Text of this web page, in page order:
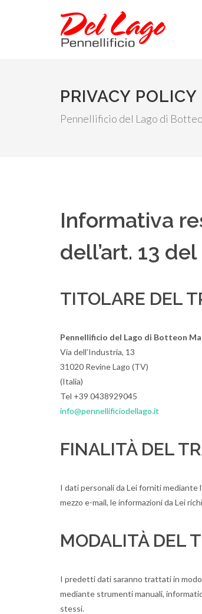
PRIVACY POLICY
Pennellificio del Lago di
Informativa
dell’art. 13
TITOLARE DEL
Pennellificio del Lago di Botteon
Via dell’Industria, 13
31020 Revine Lago (TV)
(Italia)
Tel +39 0438929045
info@pennellificiodellago.it
FINALITÀ DEL
I dati personali da Lei forniti
mezzo e-mail, le informazioni da Lei
MODALITÀ DEL
I predetti dati saranno trattati in
mediante strumenti manuali,
stessi.